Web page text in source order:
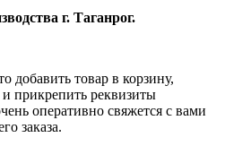
г. Таганрог.
добавить товар в корзину,
прикрепить реквизиты
оперативно свяжется с вами
заказа.